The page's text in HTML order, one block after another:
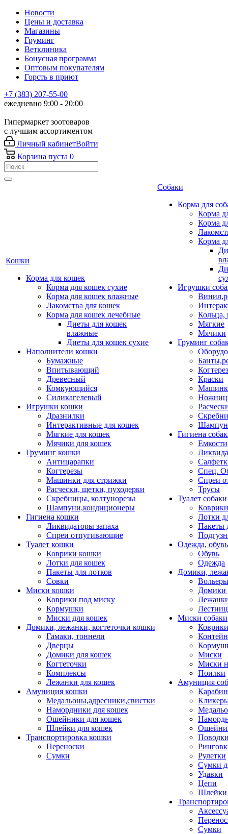
Новости
Цены и доставка
Магазины
Груминг
Ветклиника
Бонусная программа
Оптовым покупателям
Горсть в приют
+7 (383) 207-55-00
ежедневно 9:00 - 20:00
Гипермаркет зоотоваров
с лучшим ассортиментом
Личный кабинетВойти
Корзина пуста 0
Кошки
Корма для кошек
Корма для кошек сухие
Корма для кошек влажные
Лакомства для кошек
Корма для кошек лечебные
Диеты для кошек
влажные
Диеты для кошек сухие
Наполнители кошки
Бумажные
Впитывающий
Древесный
Комкующийся
Силикагелевый
Игрушки кошки
Дразнилки
Интерактивные для кошек
Мягкие для кошек
Мячики для кошек
Груминг кошки
Антицарапки
Когтерезы
Машинки для стрижки
Расчески, щетки, пуходерки
Скребницы, колтунорезы
Шампуни,кондиционеры
Гигиена кошки
Ликвидаторы запаха
Спреи отпугивающие
Туалет кошки
Коврики кошки
Лотки для кошек
Пакеты для лотков
Совки
Миски кошки
Коврики под миску
Кормушки
Миски для кошек
Домики, лежанки, когтеточки кошки
Гамаки, тоннели
Дверцы
Домики для кошек
Когтеточки
Комплексы
Лежанки для кошек
Амуниция кошки
Медальоны,адресники,свистки
Намордники для кошек
Ошейники для кошек
Шлейки для кошек
Транспортировка кошки
Переноски
Сумки
Собаки
Корма для
Корма
Корма
Корма
Игрушки
Кольца,
Мягкие
Мячики
Груминг
Краски
Гигиена
Емкости
Спец.
Спреи
Трусы
Туалет собаки
Коврики
Лотки
Пакеты
Одежда, обувь
Обувь
Одежда
Домики,
Домики
Миски собаки
Миски
Миски
Поилки
Амуниция
Рулетки
Сумки
Удавки
Цепи
Шлейки
Сумки